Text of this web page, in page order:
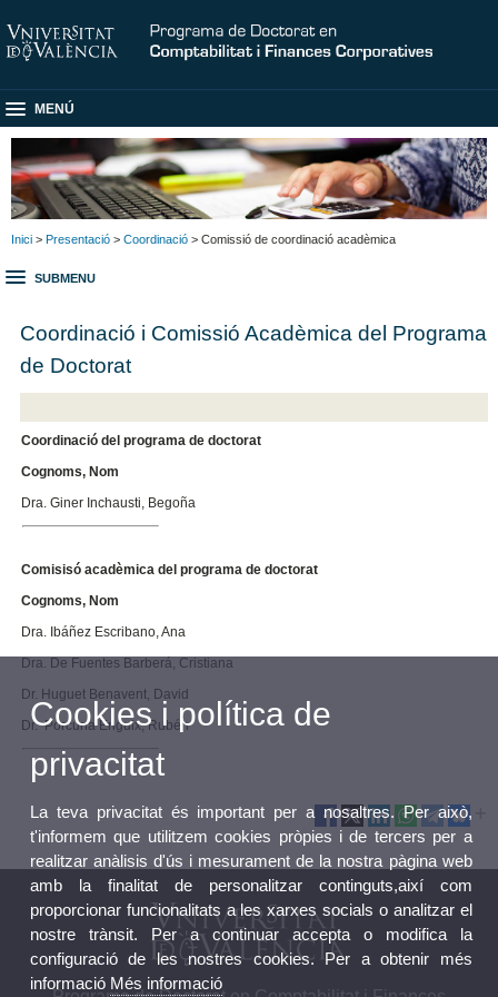
MENÚ
Inici > Presentació > Coordinació > Comissió de coordinació acadèmica
SUBMENU
Coordinació i Comissió Acadèmica del Programa
de Doctorat
Coordinació del programa de doctorat
Cognoms, Nom
Dra. Giner Inchausti, Begoña
Comisisó acadèmica del programa de doctorat
Cognoms, Nom
Dra. Ibáñez Escribano, Ana
Dra. De Fuentes Barberá, Cristiana
Dr. Huguet Benavent, David
Dr. Porcuna Enguix, Rubén
Cookies i política de
privacitat
La teva privacitat és important per a nosaltres. Per això,
t'informem que utilitzem cookies pròpies i de tercers per a
realitzar anàlisis d'ús i mesurament de la nostra pàgina web
amb la finalitat de personalitzar continguts,així com
proporcionar funcionalitats a les xarxes socials o analitzar el
nostre trànsit. Per a continuar accepta o modifica la
configuració de les nostres cookies. Per a obtenir més
informació Més informació